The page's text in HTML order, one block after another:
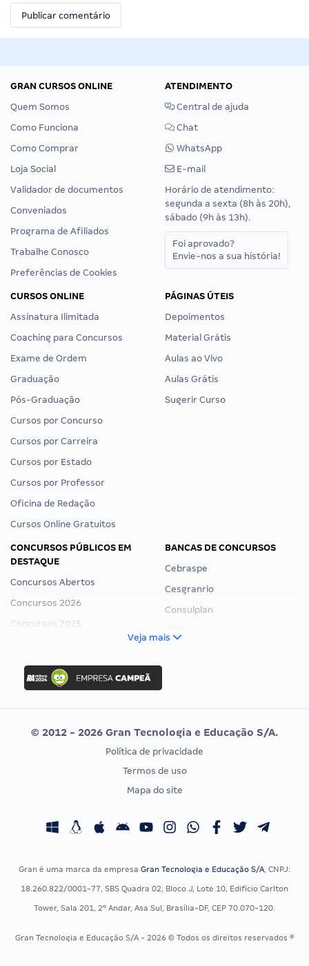
GRAN CURSOS ONLINE
Quem Somos
Como Funciona
Como Comprar
Loja Social
Validador de documentos
Conveniados
Programa de Afiliados
Trabalhe Conosco
Preferências de Cookies
ATENDIMENTO
Central de ajuda
Chat
WhatsApp
E-mail
Horário de atendimento:
segunda a sexta (8h às 20h),
sábado (9h às 13h).
Foi aprovado?
Envie-nos a sua história!
CURSOS ONLINE
Assinatura Ilimitada
Coaching para Concursos
Exame de Ordem
Graduação
Pós-Graduação
Cursos por Concurso
Cursos por Carreira
Cursos por Estado
Cursos por Professor
Oficina de Redação
Cursos Online Gratuitos
PÁGINAS ÚTEIS
Depoimentos
Material Grátis
Aulas ao Vivo
Aulas Grátis
Sugerir Curso
CONCURSOS PÚBLICOS EM
DESTAQUE
Concursos Abertos
Concursos 2026
Concursos 2025
Concurso Ibama
Concurso MPU
Editais publicados
BANCAS DE CONCURSOS
Cebraspe
Cesgranrio
Consulplan
Vunesp
CONCURSOS POR PROFISSÃO
Concursos Fiscais
Concursos Saúde
Residência Multiprofissional
EXAME DE ORDEM
Calendário OAB
Veja mais
© 2012 - 2026 Gran Tecnologia e Educação S/A.
Política de privacidade
Termos de uso
Mapa do site
Gran é uma marca da empresa Gran Tecnologia e Educação S/A, CNPJ:
18.260.822/0001-77, SBS Quadra 02, Bloco J, Lote 10, Edifício Carlton
Tower, Sala 201, 2º Andar, Asa Sul, Brasília-DF, CEP 70.070-120.
Gran Tecnologia e Educação S/A - 2026 © Todos os direitos reservados ®